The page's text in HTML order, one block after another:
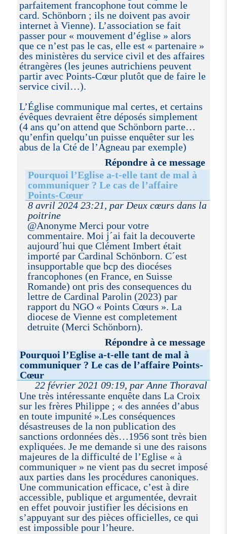
parfaitement francophone tout comme le
card. Schönborn ; ils ne doivent pas avoir
internet à Vienne). L’association se fait
passer pour « mouvement d’église » alors
que ce n’est pas le cas, elle est « partenaire »
des ministères du service civil et des affaires
étrangères (les jeunes autrichiens peuvent
partir avec Points-Cœur plutôt que de faire le
service civil…).
L’Église communique mal certes, et certains
évêques devraient être déposés simplement
(4 ans qu’on attend que Schönborn parte…
qu’enfin quelqu’un puisse enquêter sur les
abus de la Cté de l’Agneau par exemple)
Répondre à ce message
Pourquoi l’Eglise a-t-elle tant de mal à
communiquer ? Le cas de l’affaire
Points-Cœur
8 avril 2024 23:21, par Deux cœurs dans la
poitrine
@Anonyme Merci pour votre
commentaire. Moi j´ai fait la decouverte
aujourd´hui que Clément Imbert était
importé par Cardinal Schönborn. C´est
insupportable que bcp des diocéses
francophones (en France, en Suisse
Romande) ont pris des consequences du
lettre de Cardinal Parolin (2023) par
rapport du NGO « Points Cœurs ». La
diocese de Vienne est completement
detruite (Merci Schönborn).
Répondre à ce message
Pourquoi l’Eglise a-t-elle tant de mal à
communiquer ? Le cas de l’affaire Points-
Cœur
22 février 2021 09:19, par Anne Thoraval
Une très intéressante enquête dans La Croix
sur les frères Philippe ; « des années d’abus
en toute impunité ».Les conséquences
désastreuses de la non publication des
sanctions ordonnées dès…1956 sont très bien
expliquées. Je me demande si une des raisons
majeures de la difficulté de l’Eglise « à
communiquer » ne vient pas du secret imposé
aux parties dans les procédures canoniques.
Une communication efficace, c’est à dire
accessible, publique et argumentée, devrait
en effet pouvoir justifier les décisions en
s’appuyant sur des pièces officielles, ce qui
est impossible pour l’heure.